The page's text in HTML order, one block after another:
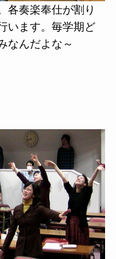
各奏楽奉仕が割り
います。毎学期ど
なんだよな～